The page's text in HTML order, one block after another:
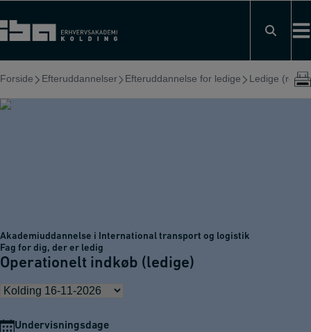
til
indholdet
Forside Efteruddannelser Efteruddannelse for ledige Ledige
Akademiuddannelse i International transport og logistik
Fag for dig, der er ledig
Operationelt indkøb (ledige)
Undervisningsdage